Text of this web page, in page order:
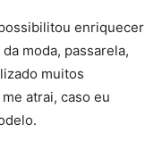
enriquecer
moda, passarela,
muitos
atrai, caso eu